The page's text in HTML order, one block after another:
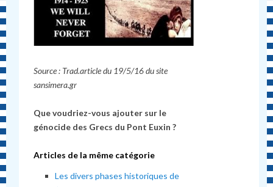
Source : Trad.article du 19/5/16 du site
sansimera.gr
Que voudriez-vous ajouter sur le
génocide des Grecs du Pont Euxin ?
Articles de la même catégorie
Les divers phases historiques de